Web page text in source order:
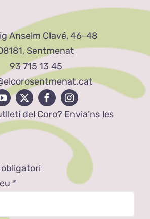
Anselm Clavé, 46-48
Sentmenat
93 715 13 45
del Coro? Envia’ns les
*